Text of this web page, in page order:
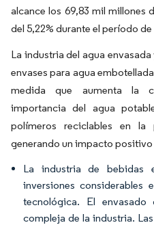
alcance los 69,83 mil millones
del 5,22% durante el período
La industria del agua
envases para agua
medida que aumenta la
importancia del agua
polímeros reciclables en la
generando un impacto
La industria de bebidas
inversiones considerables
tecnológica. El
compleja de la industria.